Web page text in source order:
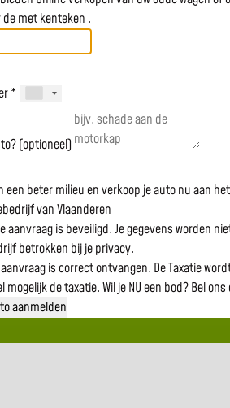
demet kenteken .
*
(optioneel)
een beter milieu en verkoop je auto nu aan
van Vlaanderen
aanvraag is beveiligd. Je gegevens worden
betrokken bij je privacy.
is correct ontvangen. De Taxatie
mogelijk de taxatie.Wil jeNUeen bod? Bel
aanmelden